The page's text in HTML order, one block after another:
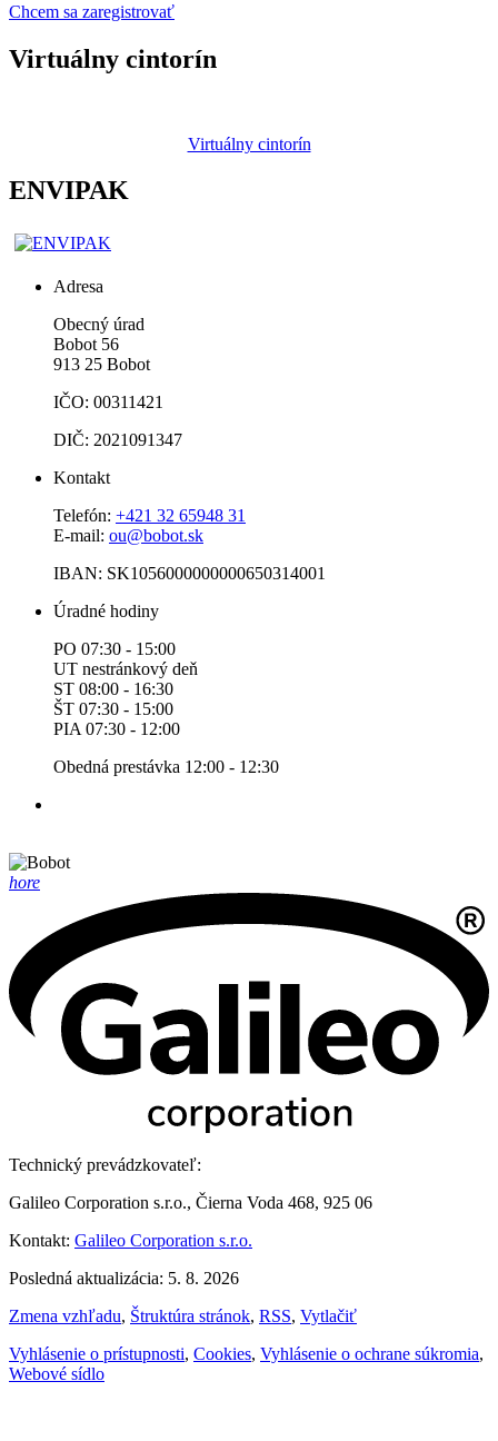
Chcem sa zaregistrovať
Virtuálny cintorín
Virtuálny cintorín
ENVIPAK
Adresa
Obecný úrad
Bobot 56
913 25 Bobot
IČO: 00311421
DIČ: 2021091347
Kontakt
Telefón: +421 32 65948 31
E-mail: ou@bobot.sk
IBAN: SK1056000000000650314001
Úradné hodiny
PO 07:30 - 15:00
UT nestránkový deň
ST 08:00 - 16:30
ŠT 07:30 - 15:00
PIA 07:30 - 12:00
Obedná prestávka 12:00 - 12:30
hore
Technický prevádzkovateľ:
Galileo Corporation s.r.o., Čierna Voda 468, 925 06
Kontakt: Galileo Corporation s.r.o.
Posledná aktualizácia: 5. 8. 2026
Zmena vzhľadu, Štruktúra stránok, RSS, Vytlačiť
Vyhlásenie o prístupnosti, Cookies, Vyhlásenie o ochrane súkromia,
Webové sídlo